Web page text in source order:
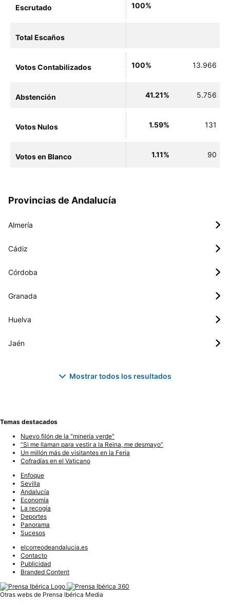
Escrutado 100%
Total Escaños
Votos Contabilizados 100% 13.966
Abstención 41.21% 5.756
Votos Nulos 1.59% 131
Votos en Blanco 1.11% 90
Provincias de Andalucía
Almería
Cádiz
Córdoba
Granada
Huelva
Jaén
Mostrar todos los resultados
Temas destacados
Nuevo filón de la "minería verde"
“Si me llaman para vestir a la Reina, me desmayo”
Un millón más de visitantes en la Feria
Cofradías en el Vaticano
Enfoque
Sevilla
Andalucía
Economía
La recogía
Deportes
Panorama
Sucesos
elcorreodeandalucia.es
Contacto
Publicidad
Branded Content
Otras webs de Prensa Ibérica Media